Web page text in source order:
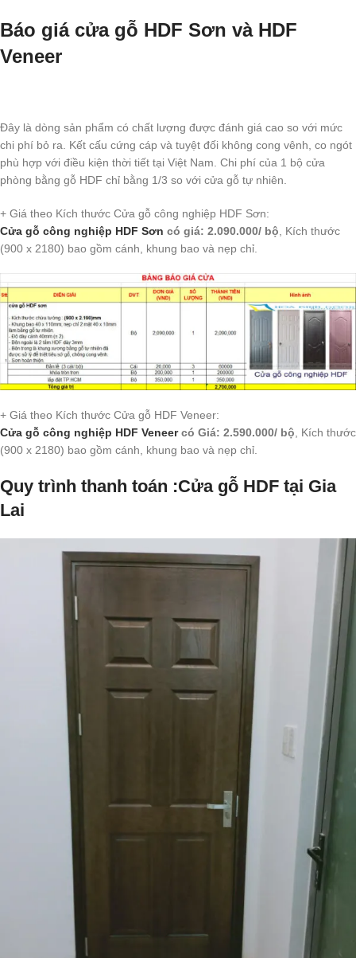
Báo giá cửa gỗ HDF Sơn và HDF
Veneer
Đây là dòng sản phẩm có chất lượng được đánh giá cao so với mức
chi phí bỏ ra. Kết cấu cứng cáp và tuyệt đối không cong vênh, co ngót
phù hợp với điều kiện thời tiết tại Việt Nam. Chi phí của 1 bộ cửa
phòng bằng gỗ HDF chỉ bằng 1/3 so với cửa gỗ tự nhiên.
+ Giá theo Kích thước Cửa gỗ công nghiệp HDF Sơn:
Cửa gỗ công nghiệp HDF Sơn có giá: 2.090.000/ bộ , Kích thước
(900 x 2180) bao gồm cánh, khung bao và nẹp chỉ.
+ Giá theo Kích thước Cửa gỗ HDF Veneer:
Cửa gỗ công nghiệp HDF Veneercó Giá: 2.590.000/ bộ, Kích thước
(900 x 2180) bao gồm cánh, khung bao và nẹp chỉ.
Quy trình thanh toán :Cửa gỗ HDF tại Gia
Lai